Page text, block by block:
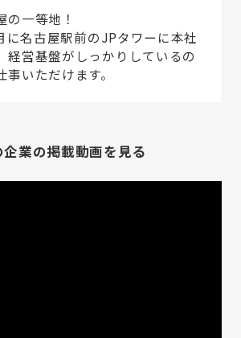
一等地！
名古屋駅前のJPタワーに本社
経営基盤がしっかりしているの
いただけます。
企業の掲載動画を見る